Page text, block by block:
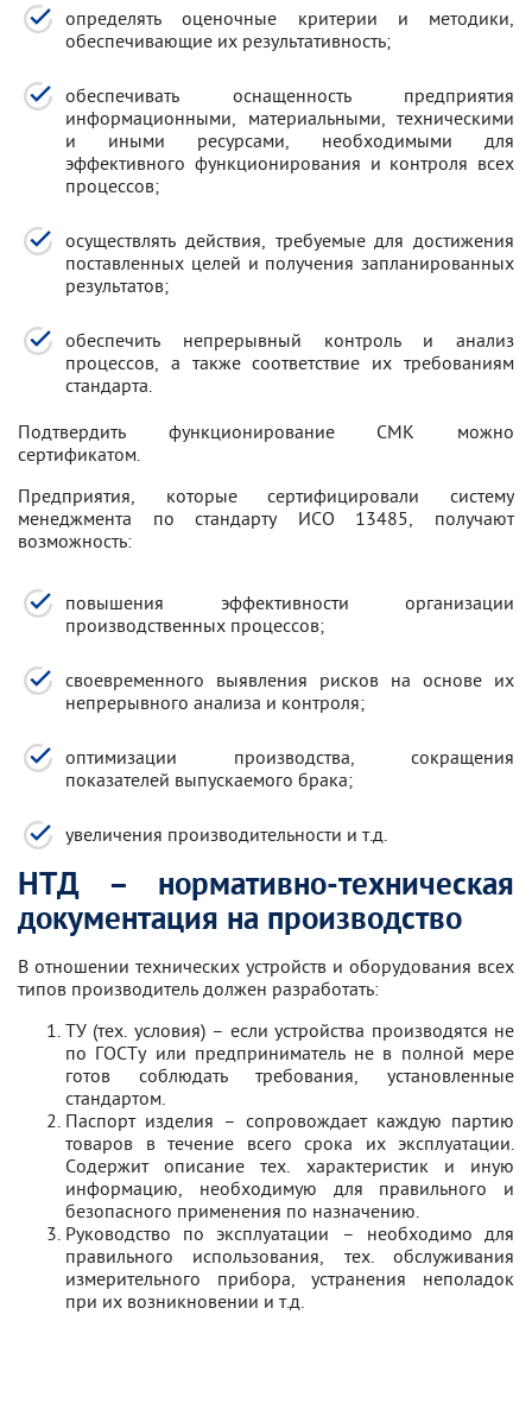
определять оценочные критерии и методики,
обеспечивающие их результативность;
обеспечивать оснащенность предприятия
информационными, материальными, техническими
и иными ресурсами, необходимыми для
эффективного функционирования и контроля всех
процессов;
осуществлять действия, требуемые для достижения
поставленных целей и получения запланированных
результатов;
обеспечить непрерывный контроль и анализ
процессов, а также соответствие их требованиям
стандарта.
Подтвердить функционирование СМК можно
сертификатом.
Предприятия, которые сертифицировали систему
менеджмента по стандарту ИСО 13485, получают
возможность:
повышения эффективности организации
производственных процессов;
своевременного выявления рисков на основе их
непрерывного анализа и контроля;
оптимизации производства, сокращения
показателей выпускаемого брака;
увеличения производительности и т.д.
НТД – нормативно-техническая
документация на производство
В отношении технических устройств и оборудования всех
типов производитель должен разработать:
ТУ (тех. условия) – если устройства производятся не
по ГОСТу или предприниматель не в полной мере
готов соблюдать требования, установленные
стандартом.
Паспорт изделия – сопровождает каждую партию
товаров в течение всего срока их эксплуатации.
Содержит описание тех. характеристик и иную
информацию, необходимую для правильного и
безопасного применения по назначению.
Руководство по эксплуатации – необходимо для
правильного использования, тех. обслуживания
измерительного прибора, устранения неполадок
при их возникновении и т.д.